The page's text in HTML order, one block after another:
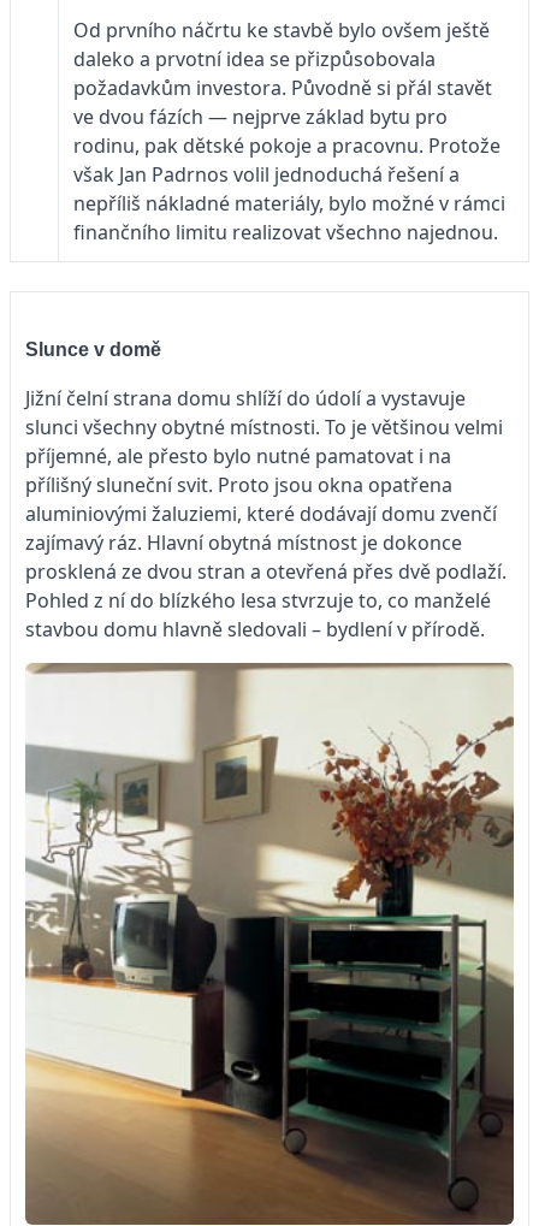
Od prvního náčrtu ke stavbě bylo ovšem ještě
daleko a prvotní idea se přizpůsobovala
požadavkům investora. Původně si přál stavět
ve dvou fázích — nejprve základ bytu pro
rodinu, pak dětské pokoje a pracovnu. Protože
však Jan Padrnos volil jednoduchá řešení a
nepříliš nákladné materiály, bylo možné v rámci
finančního limitu realizovat všechno najednou.
Slunce v domě
Jižní čelní strana domu shlíží do údolí a vystavuje
slunci všechny obytné místnosti. To je většinou velmi
příjemné, ale přesto bylo nutné pamatovat i na
přílišný sluneční svit. Proto jsou okna opatřena
aluminiovými žaluziemi, které dodávají domu zvenčí
zajímavý ráz. Hlavní obytná místnost je dokonce
prosklená ze dvou stran a otevřená přes dvě podlaží.
Pohled z ní do blízkého lesa stvrzuje to, co manželé
stavbou domu hlavně sledovali – bydlení v přírodě.